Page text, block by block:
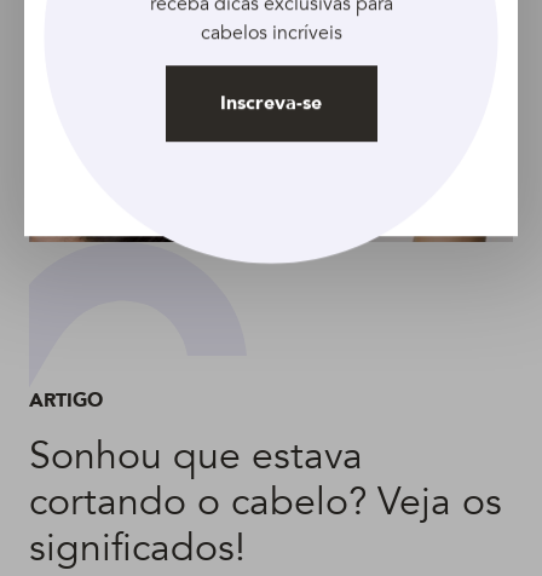
ARTIGO
Sonhou que estava
cortando o cabelo? Veja os
significados!
cabelos incríveis
Inscreva-se